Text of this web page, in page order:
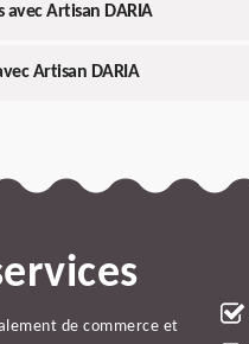
avec Artisan DARIA
Artisan DARIA
de commerce et